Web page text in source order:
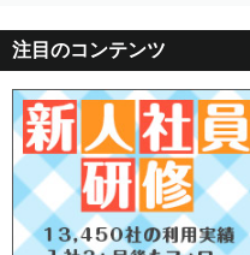
注目のコンテンツ